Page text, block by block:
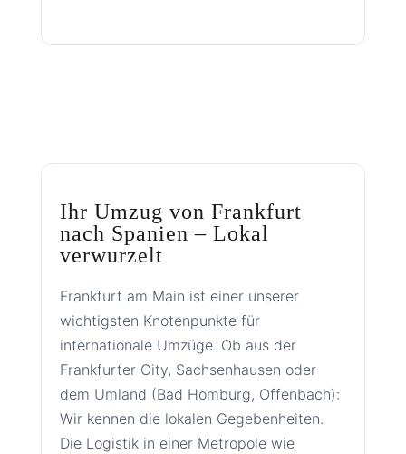
Ihr Umzug von Frankfurt
nach Spanien – Lokal
verwurzelt
Frankfurt am Main ist einer unserer
wichtigsten Knotenpunkte für
internationale Umzüge. Ob aus der
Frankfurter City, Sachsenhausen oder
dem Umland (Bad Homburg, Offenbach):
Wir kennen die lokalen Gegebenheiten.
Die Logistik in einer Metropole wie